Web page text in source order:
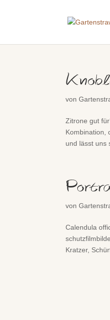
von
Zitrone gut
Kombination,
und lässt uns
von
Calendula
Kratzer,